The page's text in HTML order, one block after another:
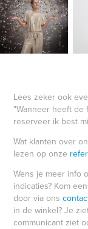
Lees zeker ook
"Wanneer heeft de
reserveer ik best
Wat klanten over
lezen op onze
Wens je meer info
indicaties? Kom
door via ons
in de winkel? Je
communicant ziet